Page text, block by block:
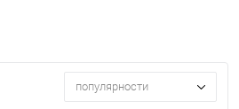
популярности